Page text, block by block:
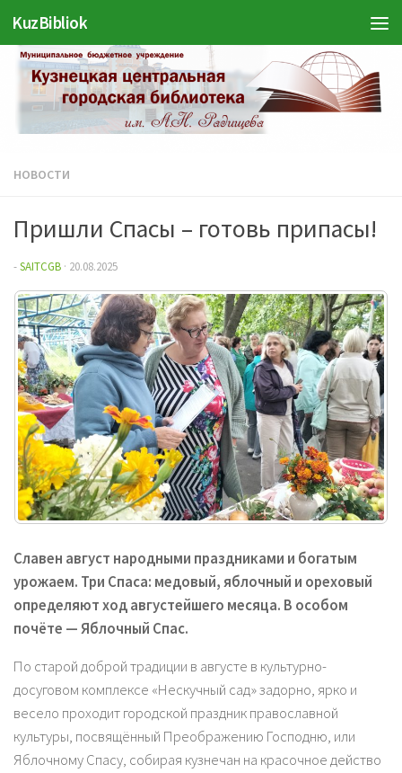
Перейти к содержимому
KuzBibliok
НОВОСТИ
Пришли Спасы – готовь припасы!
-SAITCGB · 20.08.2025
Славен август народными праздниками и богатым
урожаем. Три Спаса: медовый, яблочный и ореховый
определяют ход августейшего месяца. В особом
почёте — Яблочный Спас.
По старой доброй традиции в августе в культурно-
досуговом комплексе «Нескучный сад» задорно, ярко и
весело проходит городской праздник православной
культуры, посвящённый Преображению Господню, или
Яблочному Спасу, собирая кузнечан на красочное действо